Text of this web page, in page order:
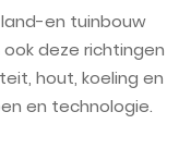
en tuinbouw
deze richtingen
hout, koeling en
en technologie.